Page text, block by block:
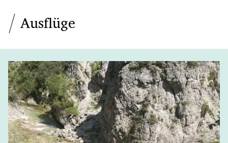
Ausflüge